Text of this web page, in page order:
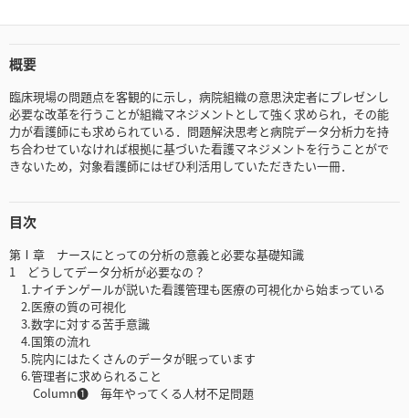
概要
臨床現場の問題点を客観的に示し，病院組織の意思決定者にプレゼンし
必要な改革を行うことが組織マネジメントとして強く求められ，その能
力が看護師にも求められている．問題解決思考と病院データ分析力を持
ち合わせていなければ根拠に基づいた看護マネジメントを行うことがで
きないため，対象看護師にはぜひ利活用していただきたい一冊．
目次
第Ⅰ章 ナースにとっての分析の意義と必要な基礎知識
1 どうしてデータ分析が必要なの？
1.ナイチンゲールが説いた看護管理も医療の可視化から始まっている
2.医療の質の可視化
3.数字に対する苦手意識
4.国策の流れ
5.院内にはたくさんのデータが眠っています
6.管理者に求められること
Column❶ 毎年やってくる人材不足問題